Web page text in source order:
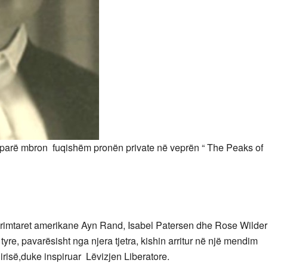
mbron fuqishëm pronën private në veprën “ The Peaks of
amerikane Ayn Rand, Isabel Patersen dhe Rose Wilder
pavarësisht nga njera tjetra, kishin arritur në një mendim
inspiruar Lëvizjen Liberatore.